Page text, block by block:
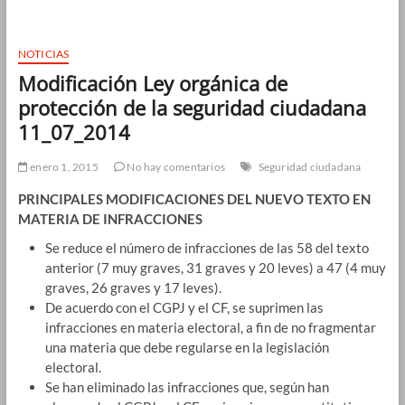
NOTICIAS
Modificación Ley orgánica de
protección de la seguridad ciudadana
11_07_2014
enero 1, 2015 No hay comentarios Seguridad ciudadana
PRINCIPALES MODIFICACIONES DEL NUEVO TEXTO EN
MATERIA DE INFRACCIONES
Se reduce el número de infracciones de las 58 del texto
anterior (7 muy graves, 31 graves y 20 leves) a 47 (4 muy
graves, 26 graves y 17 leves).
De acuerdo con el CGPJ y el CF, se suprimen las
infracciones en materia electoral, a fin de no fragmentar
una materia que debe regularse en la legislación
electoral.
Se han eliminado las infracciones que, según han